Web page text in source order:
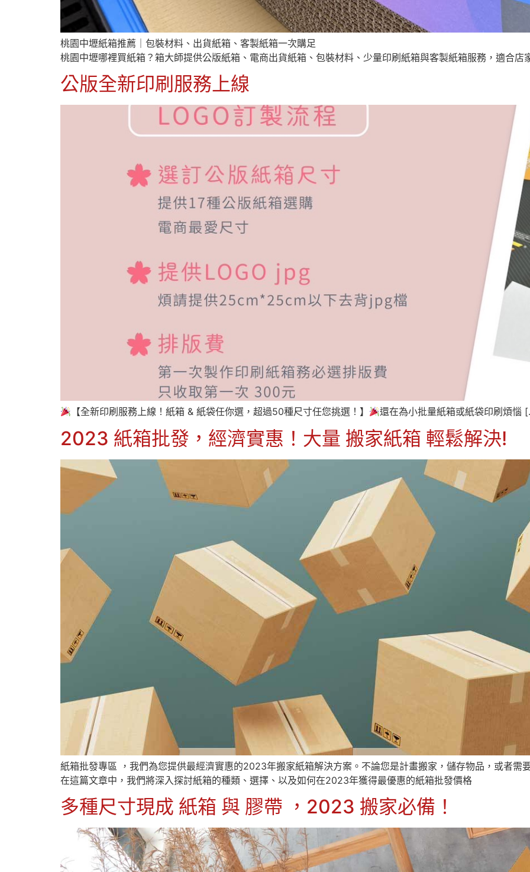
桃園中壢紙箱推薦｜包裝材料、出貨紙箱、客製紙箱一次購足
桃園中壢哪裡買紙箱？箱大師提供公版紙箱、電商出貨紙箱、包裝材料、少量印刷紙箱與客製紙箱服務，適合店
公版全新印刷服務上線
【全新印刷服務上線！紙箱 & 紙袋任你選，超過50種尺寸任您挑選！】 還在為小批量紙箱或紙袋印刷煩惱
2023 紙箱批發，經濟實惠！大量 搬家紙箱 輕鬆解決!
紙箱批發專區 ，我們為您提供最經濟實惠的2023年搬家紙箱解決方案。不論您是計畫搬家，儲存物品，或者需
在這篇文章中，我們將深入探討紙箱的種類、選擇、以及如何在2023年獲得最優惠的紙箱批發價格
多種尺寸現成 紙箱 與 膠帶 ，2023 搬家必備！